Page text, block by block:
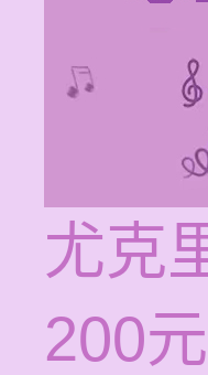
尤克
200